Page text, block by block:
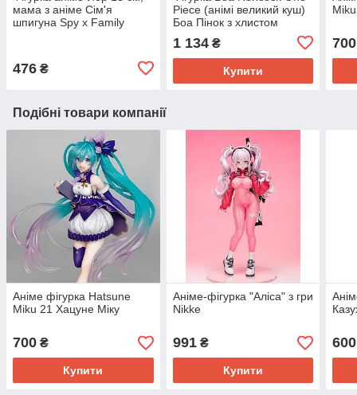
мама з аніме Сім'я
шпигуна Spy x Family
476 ₴
Piece (анімі великий куш)
Боа Пінок з хлистом
1 134₴
Купити
700
Подібні товари компанії
Аніме фігурка Hatsune
Miku 21 Хацуне Міку
700 ₴
Купити
Аніме-фігурка "Аліса" з гри
Nikke
991₴
Купити
600